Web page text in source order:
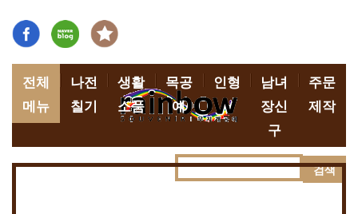
검색
전체
메뉴
나전
칠기
생활
소품
목공
예
인형
남녀
장신
구
주문
제작